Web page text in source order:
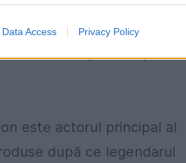
Data Access Privacy Policy
despre
Alex Ferguson. Mă
este actorul principal al
după ce legendarul